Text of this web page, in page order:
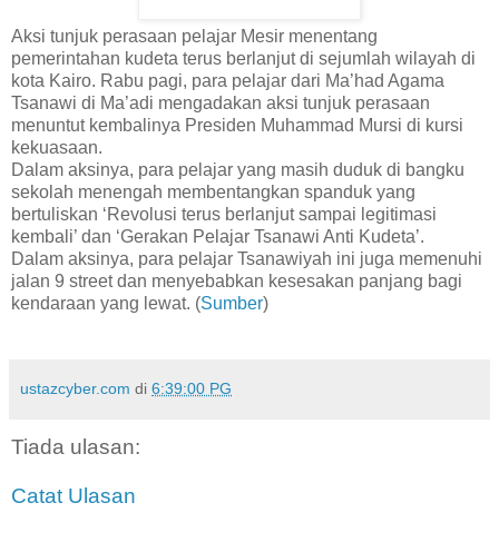
Aksi tunjuk perasaan pelajar Mesir menentang
pemerintahan kudeta terus berlanjut di sejumlah wilayah di
kota Kairo. Rabu pagi, para pelajar dari Ma’had Agama
Tsanawi di Ma’adi mengadakan aksi tunjuk perasaan
menuntut kembalinya Presiden Muhammad Mursi di kursi
kekuasaan.
Dalam aksinya, para pelajar yang masih duduk di bangku
sekolah menengah membentangkan spanduk yang
bertuliskan ‘Revolusi terus berlanjut sampai legitimasi
kembali’ dan ‘Gerakan Pelajar Tsanawi Anti Kudeta’.
Dalam aksinya, para pelajar Tsanawiyah ini juga memenuhi
jalan 9 street dan menyebabkan kesesakan panjang bagi
kendaraan yang lewat. (Sumber)
ustazcyber.com di 6:39:00 PG
Tiada ulasan:
Catat Ulasan